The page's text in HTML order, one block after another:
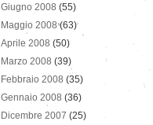
Giugno 2008 (55)
Maggio 2008(63)
Aprile 2008 (50)
Marzo 2008 (39)
Febbraio 2008 (35)
Gennaio 2008 (36)
Dicembre 2007 (25)